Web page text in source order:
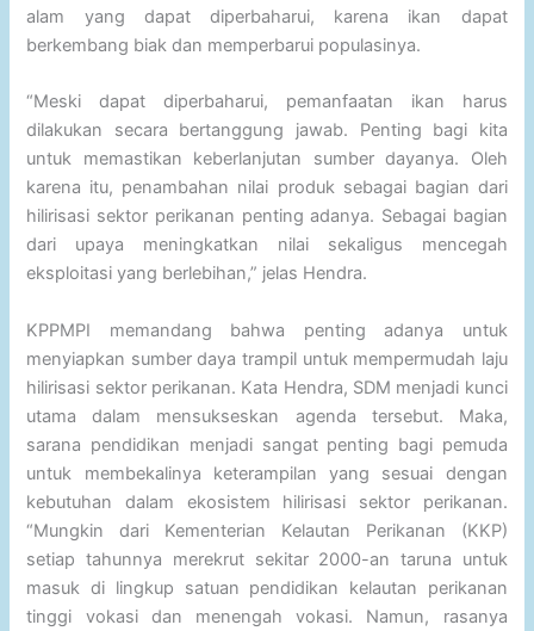
alam yang dapat diperbaharui, karena ikan dapat
berkembang biak dan memperbarui populasinya.
“Meski dapat diperbaharui, pemanfaatan ikan harus
dilakukan secara bertanggung jawab. Penting bagi kita
untuk memastikan keberlanjutan sumber dayanya. Oleh
karena itu, penambahan nilai produk sebagai bagian dari
hilirisasi sektor perikanan penting adanya. Sebagai bagian
dari upaya meningkatkan nilai sekaligus mencegah
eksploitasi yang berlebihan,” jelas Hendra.
KPPMPI memandang bahwa penting adanya untuk
menyiapkan sumber daya trampil untuk mempermudah laju
hilirisasi sektor perikanan. Kata Hendra, SDM menjadi kunci
utama dalam mensukseskan agenda tersebut. Maka,
sarana pendidikan menjadi sangat penting bagi pemuda
untuk membekalinya keterampilan yang sesuai dengan
kebutuhan dalam ekosistem hilirisasi sektor perikanan.
“Mungkin dari Kementerian Kelautan Perikanan (KKP)
setiap tahunnya merekrut sekitar 2000-an taruna untuk
masuk di lingkup satuan pendidikan kelautan perikanan
tinggi vokasi dan menengah vokasi. Namun, rasanya